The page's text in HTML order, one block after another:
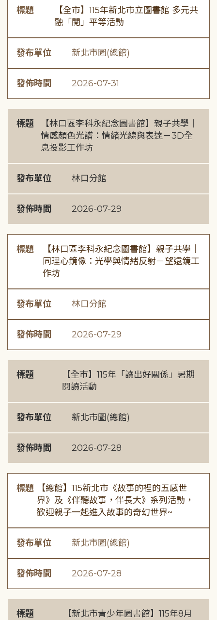
標題
【全市】115年新北市立圖書館 多元共
融「閱」平等活動
發布單位 新北市圖(總館)
發佈時間 2026-07-31
標題
【林口區李科永紀念圖書館】親子共學｜
情感顏色光譜：情緒光線與表達－3D全
息投影工作坊
發布單位 林口分館
發佈時間 2026-07-29
標題
【林口區李科永紀念圖書館】親子共學｜
同理心鏡像：光學與情緒反射－望遠鏡工
作坊
發布單位 林口分館
發佈時間 2026-07-29
標題
【全市】115年「讀出好關係」暑期
閱讀活動
發布單位 新北市圖(總館)
發佈時間 2026-07-28
標題
【總館】115新北市《故事的裡的五感世
界》及《伴聽故事，伴長大》系列活動，
歡迎親子一起進入故事的奇幻世界~
發布單位 新北市圖(總館)
發佈時間 2026-07-28
標題
【新北市青少年圖書館】115年8月